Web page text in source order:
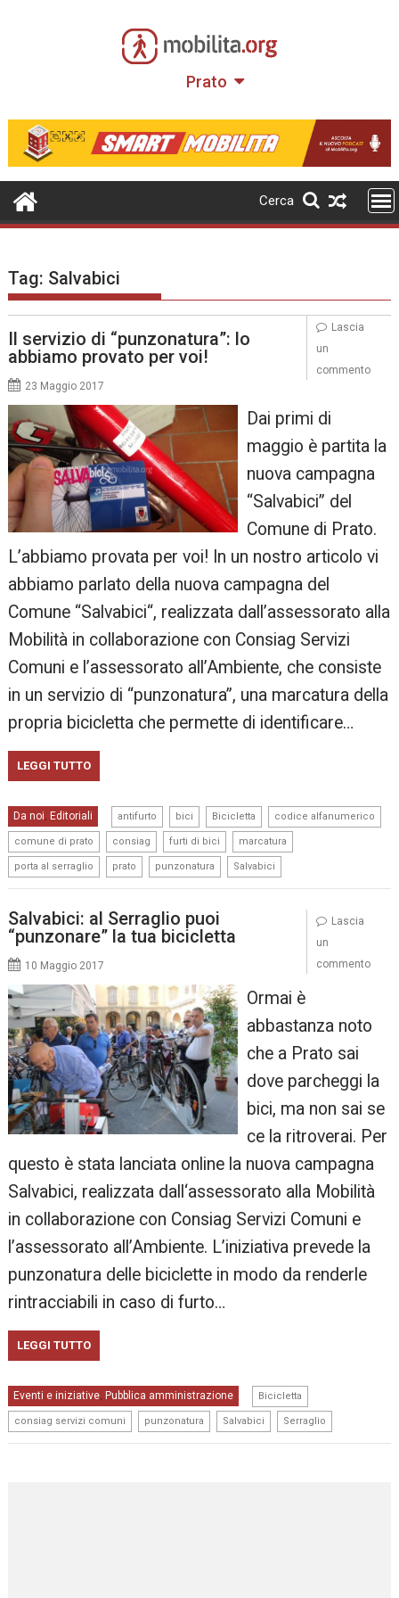
Prato
Cerca
Tag: Salvabici
Il servizio di “punzonatura”: lo
abbiamo provato per voi!
23 Maggio 2017
Dai primi di
maggio è partita la
nuova campagna
“Salvabici” del
Comune di Prato.
L’abbiamo provata per voi! In un nostro articolo vi
abbiamo parlato della nuova campagna del
Comune “Salvabici“, realizzata dall’assessorato alla
Mobilità in collaborazione con Consiag Servizi
Comuni e l’assessorato all’Ambiente, che consiste
in un servizio di “punzonatura”, una marcatura della
propria bicicletta che permette di identificare…
LEGGI TUTTO
Da noi, Editoriali antifurto bici Bicicletta codice alfanumerico
comune di prato consiag furti di bici marcatura
porta al serraglio prato punzonatura Salvabici
Lascia
un
commento
Salvabici: al Serraglio puoi
“punzonare” la tua bicicletta
10 Maggio 2017
Ormai è
abbastanza noto
che a Prato sai
dove parcheggi la
bici, ma non sai se
ce la ritroverai. Per
questo è stata lanciata online la nuova campagna
Salvabici, realizzata dall‘assessorato alla Mobilità
in collaborazione con Consiag Servizi Comuni e
l’assessorato all’Ambiente. L’iniziativa prevede la
punzonatura delle biciclette in modo da renderle
rintracciabili in caso di furto…
LEGGI TUTTO
Eventi e iniziative, Pubblica amministrazione Bicicletta
consiag servizi comuni punzonatura Salvabici Serraglio
Lascia
un
commento